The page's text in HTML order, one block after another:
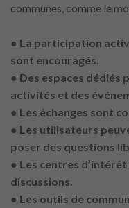
communes, comme le
● La participation
sont encouragés.
● Des espaces dédiés
activités et des
● Les échanges sont
● Les utilisateurs
poser des questions
● Les centres
discussions.
● Les outils de